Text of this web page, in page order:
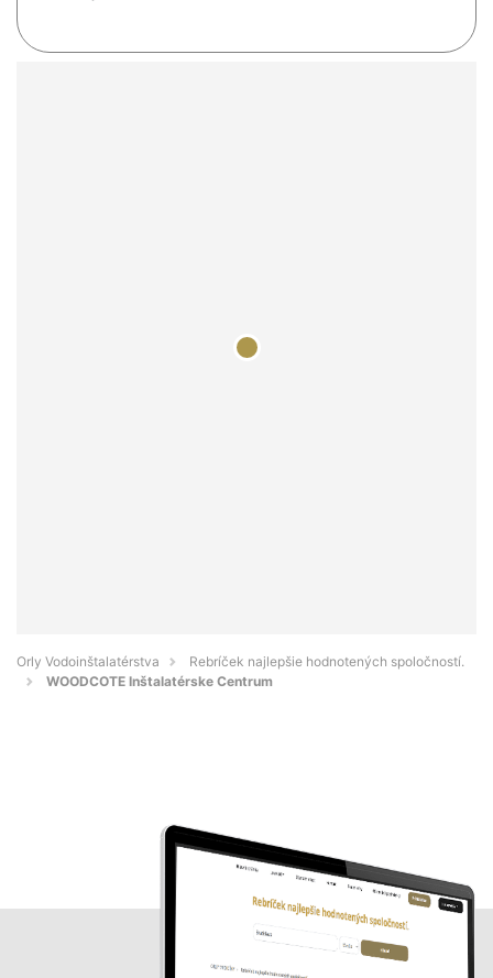
Orly Vodoinštalatérstva
Rebríček najlepšie hodnotených spoločností.
WOODCOTE Inštalatérske Centrum